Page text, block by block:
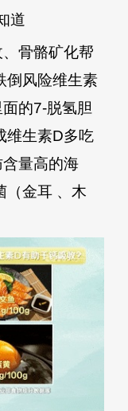
道
骨骼矿化帮
倒风险维生素
的7-脱氢胆
维生素D多吃
量高的海
（金耳 、木